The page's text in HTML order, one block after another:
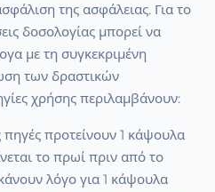
της ασφάλειας. Για το
δοσολογίας μπορεί να
με τη συγκεκριμένη
των δραστικών
χρήσης περιλαμβάνουν:
πηγές προτείνουν 1 κάψουλα
το πρωί πριν από το
λόγο για 1 κάψουλα